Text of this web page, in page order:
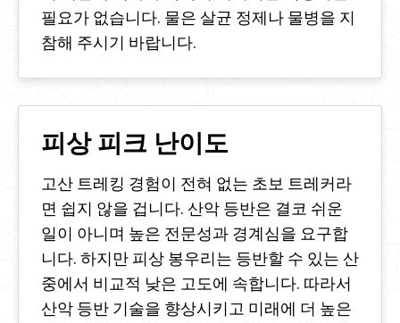
필요가 없습니다. 물은 살균 정제나 물병을 지
참해 주시기 바랍니다.
피상 피크 난이도
고산 트레킹 경험이 전혀 없는 초보 트레커라
면 쉽지 않을 겁니다. 산악 등반은 결코 쉬운
일이 아니며 높은 전문성과 경계심을 요구합
니다. 하지만 피상 봉우리는 등반할 수 있는 산
중에서 비교적 낮은 고도에 속합니다. 따라서
산악 등반 기술을 향상시키고 미래에 더 높은